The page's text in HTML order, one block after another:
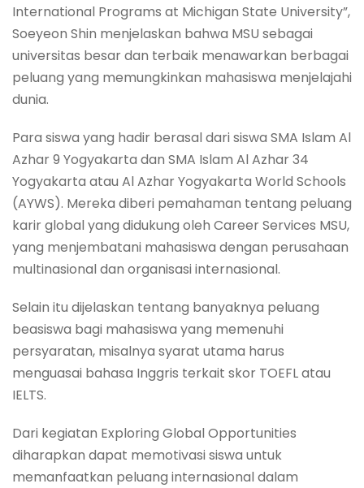
International Programs at Michigan State University”,
Soeyeon Shin menjelaskan bahwa MSU sebagai
universitas besar dan terbaik menawarkan berbagai
peluang yang memungkinkan mahasiswa menjelajahi
dunia.
Para siswa yang hadir berasal dari siswa SMA Islam Al
Azhar 9 Yogyakarta dan SMA Islam Al Azhar 34
Yogyakarta atau Al Azhar Yogyakarta World Schools
(AYWS). Mereka diberi pemahaman tentang peluang
karir global yang didukung oleh Career Services MSU,
yang menjembatani mahasiswa dengan perusahaan
multinasional dan organisasi internasional.
Selain itu dijelaskan tentang banyaknya peluang
beasiswa bagi mahasiswa yang memenuhi
persyaratan, misalnya syarat utama harus
menguasai bahasa Inggris terkait skor TOEFL atau
IELTS.
Dari kegiatan Exploring Global Opportunities
diharapkan dapat memotivasi siswa untuk
memanfaatkan peluang internasional dalam